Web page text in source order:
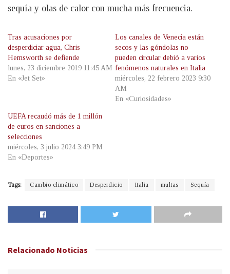
sequía y olas de calor con mucha más frecuencia.
Tras acusaciones por
desperdiciar agua, Chris
Hemsworth se defiende
lunes, 23 diciembre 2019 11:45 AM
En «Jet Set»
Los canales de Venecia están
secos y las góndolas no
pueden circular debió a varios
fenómenos naturales en Italia
miércoles, 22 febrero 2023 9:30
AM
En «Curiosidades»
UEFA recaudó más de 1 millón
de euros en sanciones a
selecciones
miércoles, 3 julio 2024 3:49 PM
En «Deportes»
Tags: Cambio climático Desperdicio Italia multas Sequía
Relacionado Noticias